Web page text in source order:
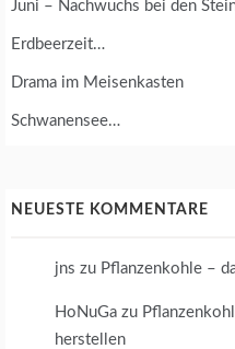
Juni – Nachwuchs bei den
Erdbeerzeit…
Drama im Meisenkasten
Schwanensee…
NEUESTE KOMMENTARE
jns zu Pflanzenkohle –
HoNuGa zu
herstellen